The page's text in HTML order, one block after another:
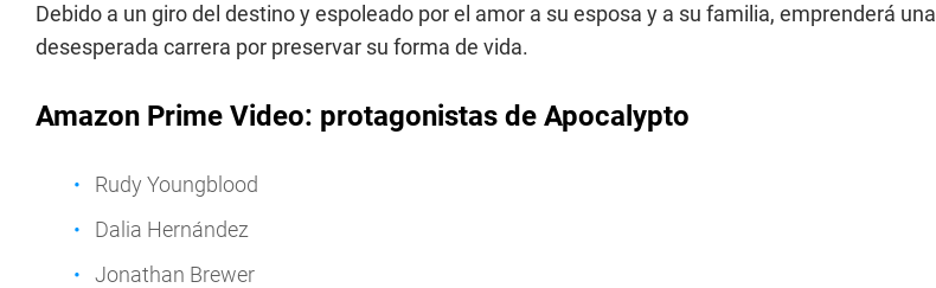
Debido a un giro del destino y espoleado por el amor a su esposa y a su familia, emprenderá una
desesperada carrera por preservar su forma de vida.
Amazon Prime Video: protagonistas de Apocalypto
Rudy Youngblood
Dalia Hernández
Jonathan Brewer